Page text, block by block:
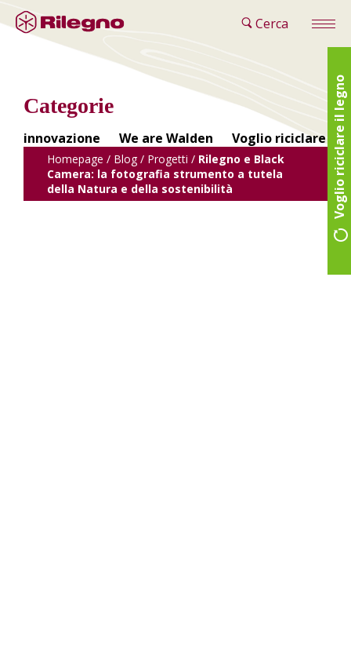
Cerca
Voglio riciclare il legno
Categorie
innovazione We are Walden Voglio riciclare il
Homepage / Blog/ Progetti / Rilegno e Black
Camera: la fotografia strumento a tutela
della Natura e della sostenibilità